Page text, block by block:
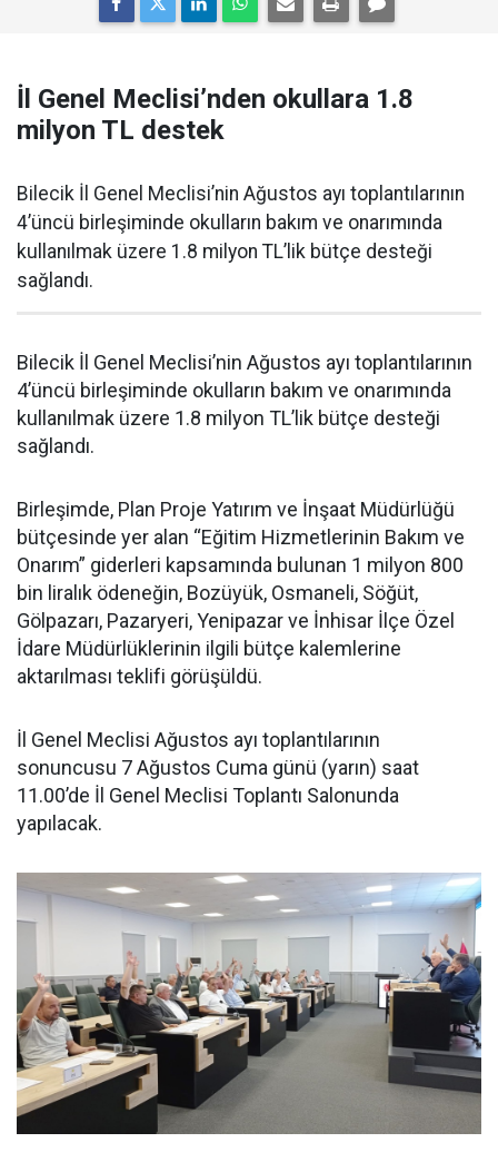
İl Genel Meclisi’nden okullara 1.8
milyon TL destek
Bilecik İl Genel Meclisi’nin Ağustos ayı toplantılarının
4’üncü birleşiminde okulların bakım ve onarımında
kullanılmak üzere 1.8 milyon TL’lik bütçe desteği
sağlandı.
Bilecik İl Genel Meclisi’nin Ağustos ayı toplantılarının
4’üncü birleşiminde okulların bakım ve onarımında
kullanılmak üzere 1.8 milyon TL’lik bütçe desteği
sağlandı.
Birleşimde, Plan Proje Yatırım ve İnşaat Müdürlüğü
bütçesinde yer alan “Eğitim Hizmetlerinin Bakım ve
Onarım” giderleri kapsamında bulunan 1 milyon 800
bin liralık ödeneğin, Bozüyük, Osmaneli, Söğüt,
Gölpazarı, Pazaryeri, Yenipazar ve İnhisar İlçe Özel
İdare Müdürlüklerinin ilgili bütçe kalemlerine
aktarılması teklifi görüşüldü.
İl Genel Meclisi Ağustos ayı toplantılarının
sonuncusu 7 Ağustos Cuma günü (yarın) saat
11.00’de İl Genel Meclisi Toplantı Salonunda
yapılacak.